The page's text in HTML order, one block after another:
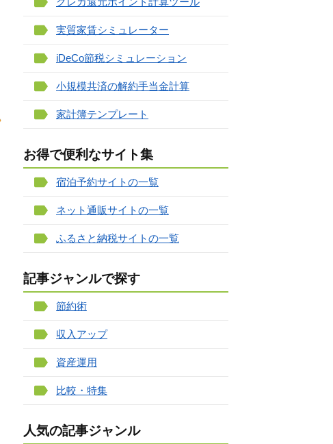
実質家賃シミュレーター
iDeCo節税シミュレーション
小規模共済の解約手当金計算
家計簿テンプレート
お得で便利なサイト集
宿泊予約サイトの一覧
ネット通販サイトの一覧
ふるさと納税サイトの一覧
記事ジャンルで探す
節約術
収入アップ
資産運用
比較・特集
人気の記事ジャンル